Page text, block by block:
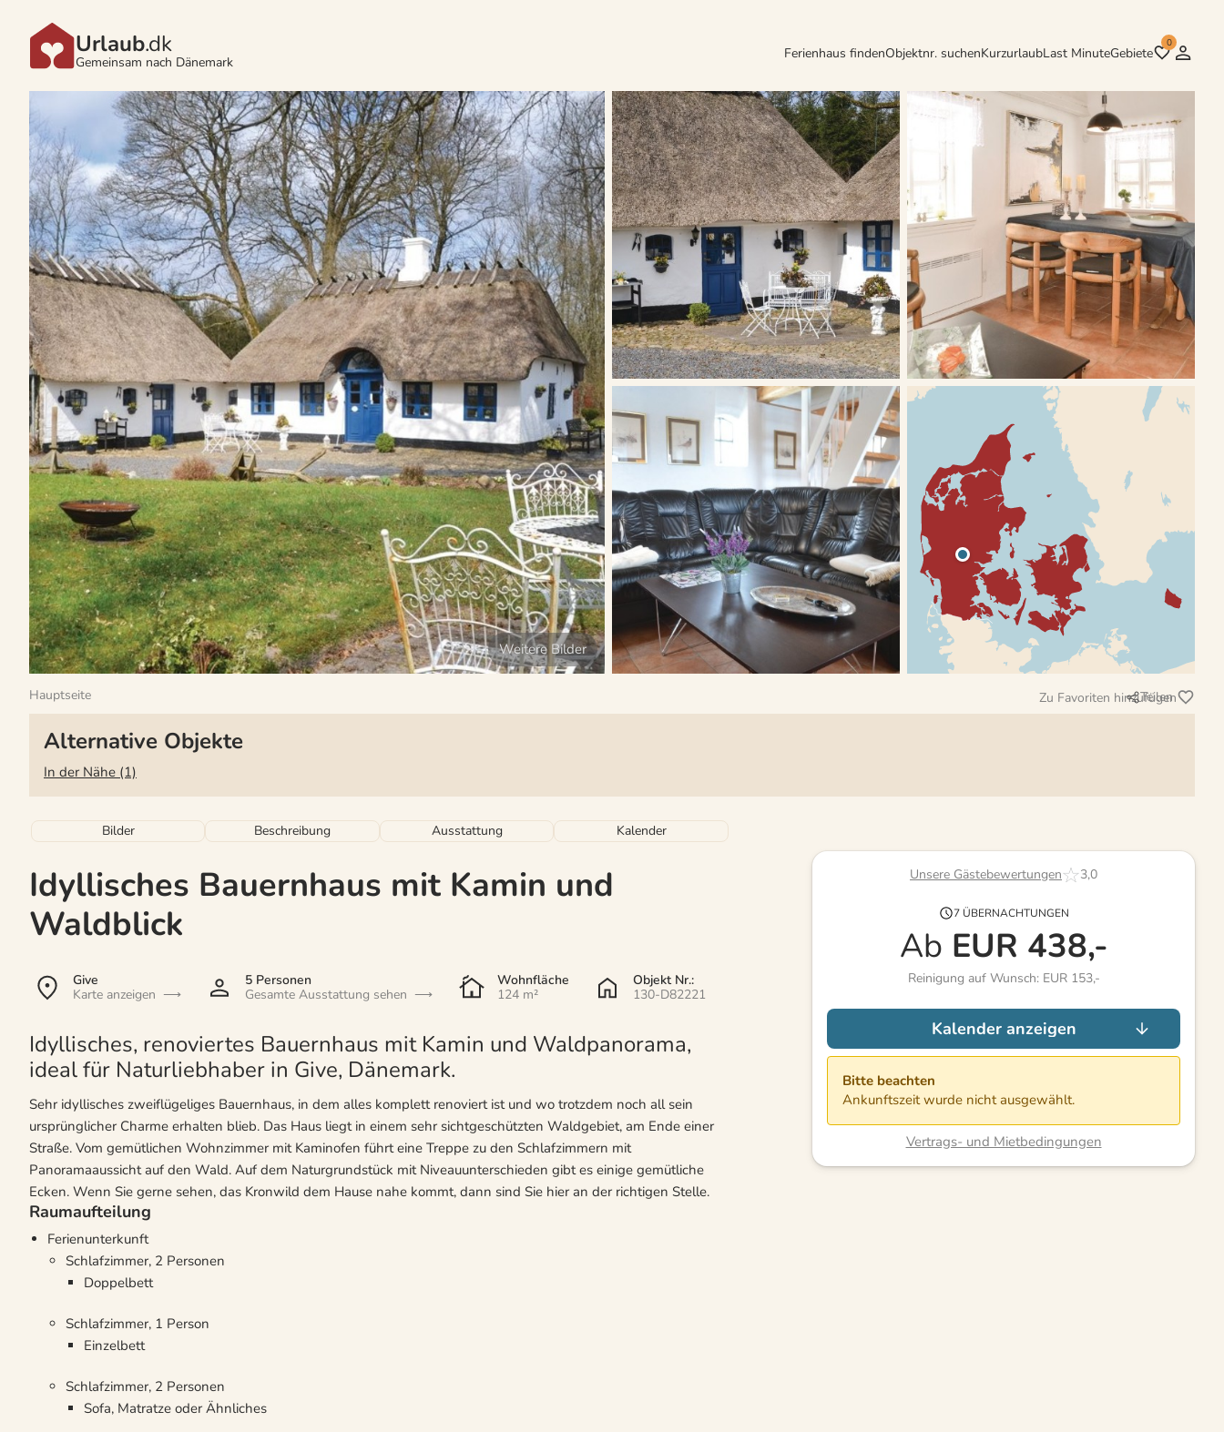
Urlaub.dk
Gemeinsam nach Dänemark
Ferienhaus findenObjektnr. suchenKurzurlaubLast MinuteGebiete
0
Hauptseite Zu Favoriten hinzufügen
Teilen
Alternative Objekte
In der Nähe (1)
Bilder Beschreibung Ausstattung Kalender
Idyllisches Bauernhaus mit Kamin und
Waldblick
Give
Karte anzeigen
5 Personen
Gesamte Ausstattung sehen
Wohnfläche
124 m²
Objekt Nr.:
130-D82221
Idyllisches, renoviertes Bauernhaus mit Kamin und Waldpanorama,
ideal für Naturliebhaber in Give, Dänemark.
Sehr idyllisches zweiflügeliges Bauernhaus, in dem alles komplett renoviert ist und wo trotzdem noch all sein
ursprünglicher Charme erhalten blieb. Das Haus liegt in einem sehr sichtgeschützten Waldgebiet, am Ende einer
Straße. Vom gemütlichen Wohnzimmer mit Kaminofen führt eine Treppe zu den Schlafzimmern mit
Panoramaaussicht auf den Wald. Auf dem Naturgrundstück mit Niveauunterschieden gibt es einige gemütliche
Ecken. Wenn Sie gerne sehen, das Kronwild dem Hause nahe kommt, dann sind Sie hier an der richtigen Stelle.
Raumaufteilung
Ferienunterkunft
Schlafzimmer, 2 Personen
Doppelbett
Schlafzimmer, 1 Person
Einzelbett
Schlafzimmer, 2 Personen
Sofa, Matratze oder Ähnliches
Unsere Gästebewertungen 3,0
7 ÜBERNACHTUNGEN
Ab EUR 438,-
Reinigung auf Wunsch: EUR 153,-
Kalender anzeigen
Bitte beachten
Ankunftszeit wurde nicht ausgewählt.
Vertrags- und Mietbedingungen